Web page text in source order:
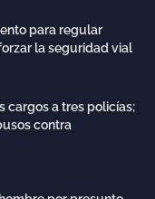
para regular
la seguridad vial
cargos a tres policías;
contra